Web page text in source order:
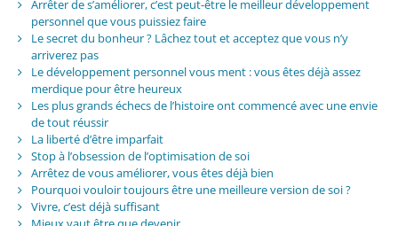
Arrêter de s’améliorer, c’est peut-être le meilleur développement
personnel que vous puissiez faire
Le secret du bonheur ? Lâchez tout et acceptez que vous n’y
arriverez pas
Le développement personnel vous ment : vous êtes déjà assez
merdique pour être heureux
Les plus grands échecs de l’histoire ont commencé avec une envie
de tout réussir
La liberté d’être imparfait
Stop à l’obsession de l’optimisation de soi
Arrêtez de vous améliorer, vous êtes déjà bien
Pourquoi vouloir toujours être une meilleure version de soi ?
Vivre, c’est déjà suffisant